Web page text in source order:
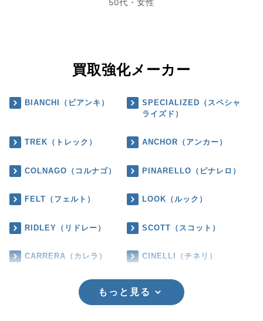
50代・女性
買取強化メーカー
BIANCHI（ビアンキ）
SPECIALIZED（スペシャ
ライズド）
TREK（トレック） ANCHOR（アンカー）
COLNAGO（コルナゴ） PINARELLO（ピナレロ）
FELT（フェルト） LOOK（ルック）
RIDLEY（リドレー） SCOTT（スコット）
CARRERA（カレラ） CINELLI（チネリ）
もっと見る